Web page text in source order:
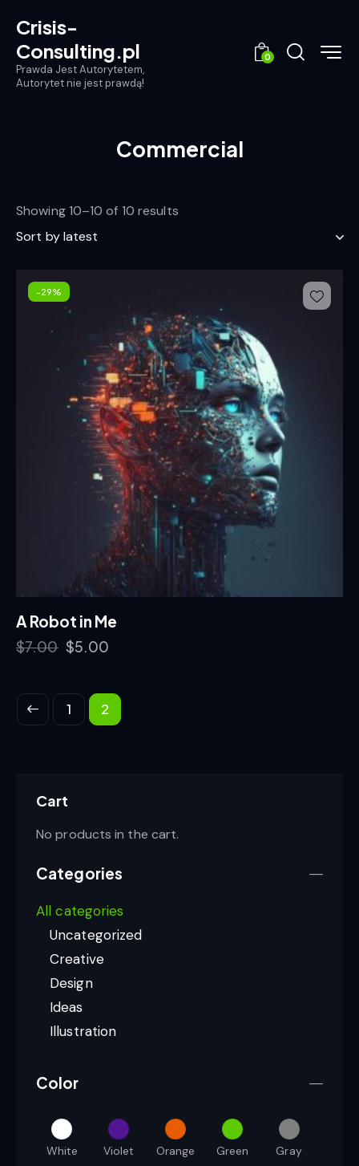
Crisis-
Consulting.pl
Prawda Jest Autorytetem,
Autorytet nie jest prawdą!
0
Commercial
Showing 10–10 of 10 results
-29%
A Robot in Me
$7.00 $5.00
1 2
Cart
No products in the cart.
Categories
All categories
Uncategorized
Creative
Design
Ideas
Illustration
Color
White Violet Orange Green Gray